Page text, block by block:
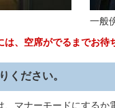
一般
、空席がでるまでお待
ください。
マナーモードにするか